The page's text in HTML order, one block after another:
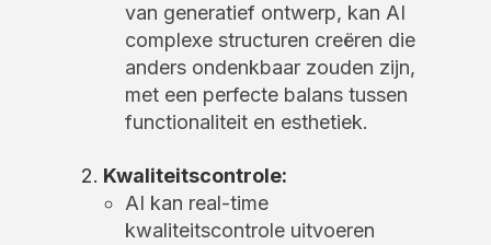
van generatief ontwerp, kan AI
complexe structuren creëren die
anders ondenkbaar zouden zijn,
met een perfecte balans tussen
functionaliteit en esthetiek.
Kwaliteitscontrole:
AI kan real-time
kwaliteitscontrole uitvoeren